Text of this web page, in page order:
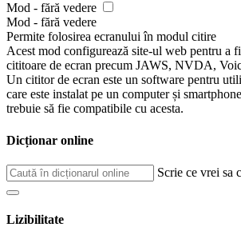
Mod - fără vedere
Mod - fără vedere
Permite folosirea ecranului în modul citire
Acest mod configurează site-ul web pentru a
cititoare de ecran precum JAWS, NVDA,
Un cititor de ecran este un software pentru
care este instalat pe un computer și
trebuie să fie compatibile cu acesta.
Dicționar online
Scrie ce vrei sa
Lizibilitate